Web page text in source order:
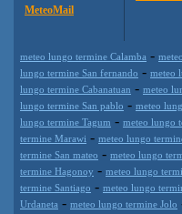
MeteoMail
meteo lungo termine Calamba -
lungo termine San fernando - meteo
lungo termine Cabanatuan - meteo
lungo termine San pablo - meteo
lungo termine Tagum - meteo lungo
termine Marawi - meteo lungo
termine San mateo - meteo lungo
termine Hagonoy - meteo lungo
termine Santiago - meteo lungo
Urdaneta - meteo lungo termine Jolo